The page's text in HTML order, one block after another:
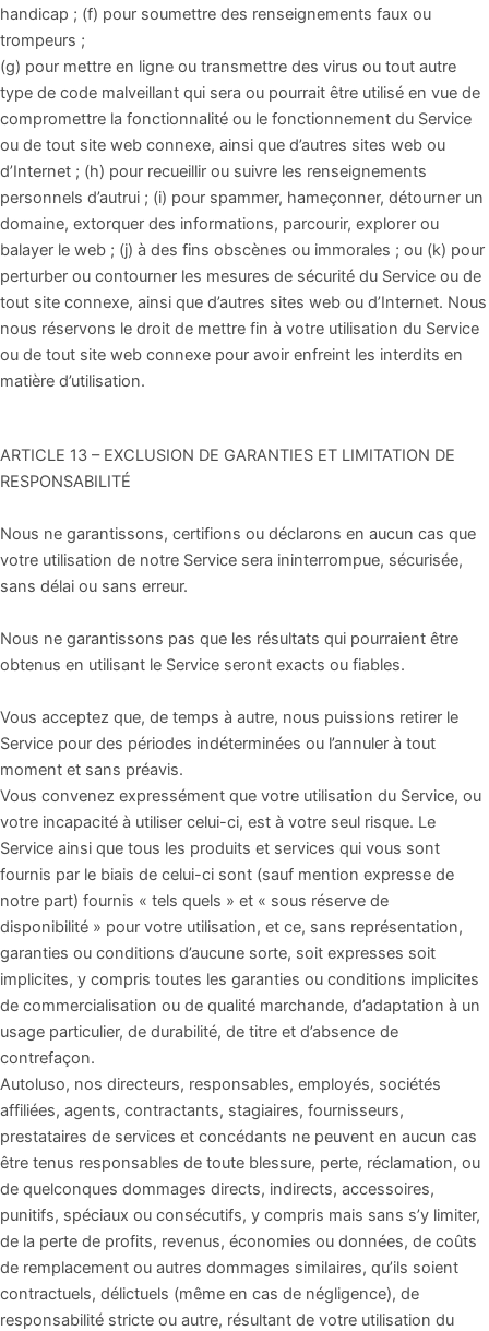
handicap ; (f) pour soumettre des renseignements faux ou
trompeurs ;
(g) pour mettre en ligne ou transmettre des virus ou tout autre
type de code malveillant qui sera ou pourrait être utilisé en vue de
compromettre la fonctionnalité ou le fonctionnement du Service
ou de tout site web connexe, ainsi que d’autres sites web ou
d’Internet ; (h) pour recueillir ou suivre les renseignements
personnels d’autrui ; (i) pour spammer, hameçonner, détourner un
domaine, extorquer des informations, parcourir, explorer ou
balayer le web ; (j) à des fins obscènes ou immorales ; ou (k) pour
perturber ou contourner les mesures de sécurité du Service ou de
tout site connexe, ainsi que d’autres sites web ou d’Internet. Nous
nous réservons le droit de mettre fin à votre utilisation du Service
ou de tout site web connexe pour avoir enfreint les interdits en
matière d’utilisation.
ARTICLE 13 – EXCLUSION DE GARANTIES ET LIMITATION DE
RESPONSABILITÉ
Nous ne garantissons, certifions ou déclarons en aucun cas que
votre utilisation de notre Service sera ininterrompue, sécurisée,
sans délai ou sans erreur.
Nous ne garantissons pas que les résultats qui pourraient être
obtenus en utilisant le Service seront exacts ou fiables.
Vous acceptez que, de temps à autre, nous puissions retirer le
Service pour des périodes indéterminées ou l’annuler à tout
moment et sans préavis.
Vous convenez expressément que votre utilisation du Service, ou
votre incapacité à utiliser celui-ci, est à votre seul risque. Le
Service ainsi que tous les produits et services qui vous sont
fournis par le biais de celui-ci sont (sauf mention expresse de
notre part) fournis « tels quels » et « sous réserve de
disponibilité » pour votre utilisation, et ce, sans représentation,
garanties ou conditions d’aucune sorte, soit expresses soit
implicites, y compris toutes les garanties ou conditions implicites
de commercialisation ou de qualité marchande, d’adaptation à un
usage particulier, de durabilité, de titre et d’absence de
contrefaçon.
Autoluso, nos directeurs, responsables, employés, sociétés
affiliées, agents, contractants, stagiaires, fournisseurs,
prestataires de services et concédants ne peuvent en aucun cas
être tenus responsables de toute blessure, perte, réclamation, ou
de quelconques dommages directs, indirects, accessoires,
punitifs, spéciaux ou consécutifs, y compris mais sans s’y limiter,
de la perte de profits, revenus, économies ou données, de coûts
de remplacement ou autres dommages similaires, qu’ils soient
contractuels, délictuels (même en cas de négligence), de
responsabilité stricte ou autre, résultant de votre utilisation du